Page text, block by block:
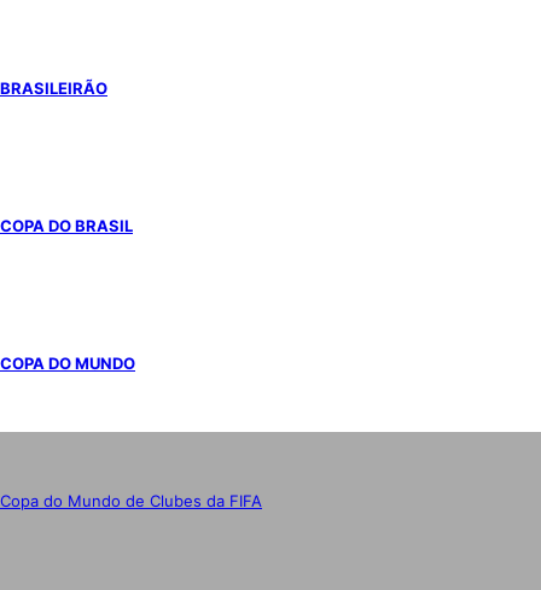
BRASILEIRÃO
COPA DO BRASIL
COPA DO MUNDO
Copa do Mundo de Clubes da FIFA